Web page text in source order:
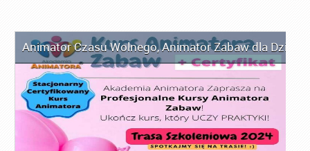
Animator Czasu Wolnego,Animator Zabaw dla Dzieci